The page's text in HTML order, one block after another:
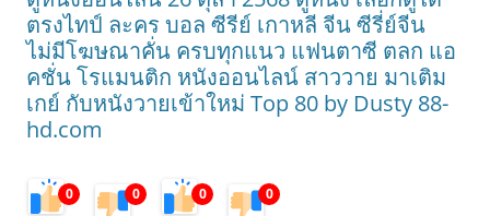
ตรงไทป์ ละคร บอล ซีรีย์ เกาหลี จีน ซีรี่ย์จีน
ไม่มีโฆษณาคั่น ครบทุกแนว แฟนตาซี ตลก แอ
คชั่น โรแมนติก หนังออนไลน์ สาววาย มาเติม
เกย์ กับหนังวายเข้าใหม่ Top 80 by Dusty 88-
hd.com
0 0 0 0